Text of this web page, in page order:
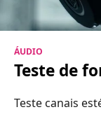
ÁUDIO
Teste de
Teste canais